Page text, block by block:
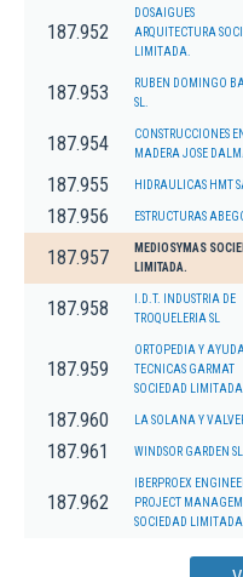
187.952
DOSAIGUES
ARQUITECTURA
LIMITADA.
187.953
RUBEN DOMINGO
SL.
187.954
CONSTRUCCIONES EN
MADERA JOSE
187.955 HIDRAULICAS HMT
187.956 ESTRUCTURAS
187.957
MEDIOSYMAS
LIMITADA.
187.958
I.D.T. INDUSTRIA DE
TROQUELERIA SL
187.959
ORTOPEDIA Y
TECNICAS GARMAT
SOCIEDAD LIMITADA
187.960 LA SOLANA Y
187.961 WINDSOR GARDEN SL
187.962
IBERPROEX
PROJECT
SOCIEDAD LIMITADA.